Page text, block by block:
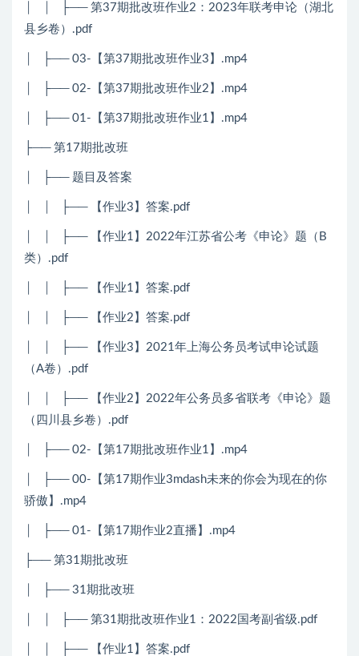
│ │ ├── 第37期批改班作业2：2023年联考申论（湖北
县乡卷）.pdf
│ ├── 03-【第37期批改班作业3】.mp4
│ ├── 02-【第37期批改班作业2】.mp4
│ ├── 01-【第37期批改班作业1】.mp4
├── 第17期批改班
│ ├── 题目及答案
│ │ ├── 【作业3】答案.pdf
│ │ ├── 【作业1】2022年江苏省公考《申论》题（B
类）.pdf
│ │ ├── 【作业1】答案.pdf
│ │ ├── 【作业2】答案.pdf
│ │ ├── 【作业3】2021年上海公务员考试申论试题
（A卷）.pdf
│ │ ├── 【作业2】2022年公务员多省联考《申论》题
（四川县乡卷）.pdf
│ ├── 02-【第17期批改班作业1】.mp4
│ ├── 00-【第17期作业3mdash未来的你会为现在的你
骄傲】.mp4
│ ├── 01-【第17期作业2直播】.mp4
├── 第31期批改班
│ ├── 31期批改班
│ │ ├── 第31期批改班作业1：2022国考副省级.pdf
│ │ ├── 【作业1】答案.pdf